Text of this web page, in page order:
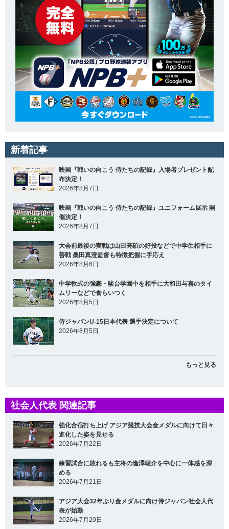
新着記事
映画『戦いの向こう 侍たちの記録』入場者プレゼント配
布決定！
2026年8月7日
映画『戦いの向こう 侍たちの記録』ユニフォーム展示 開
催決定！
2026年8月7日
大会前最後の実戦は山田亮碩の好投などで中学生相手に
善戦 桑田真澄監督も特徴把握に手応え
2026年8月6日
中学軟式の強豪・駿台学園中を相手に大和田与喜のタイ
ムリーなどで食らいつく
2026年8月5日
侍ジャパンU-15日本代表 選手決定について
2026年8月5日
もっと見る
社会人代表 関連記事
強化合宿打ち上げ アジア競技大会金メダルに向けて日々
進化した姿を見せる
2026年7月22日
練習試合に敗れるも主将の逢澤崚介を中心に一体感を深
める
2026年7月21日
アジア大会32年ぶり金メダルに向け侍ジャパン社会人代
表が始動
2026年7月20日